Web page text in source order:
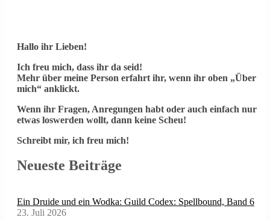
Hallo ihr Lieben!
Ich freu mich, dass ihr da seid!
Mehr über meine Person erfahrt ihr, wenn ihr oben „Über
mich“ anklickt.
Wenn ihr Fragen, Anregungen habt oder auch einfach nur
etwas loswerden wollt, dann keine Scheu!
Schreibt mir, ich freu mich!
Neueste Beiträge
Ein Druide und ein Wodka: Guild Codex: Spellbound, Band 6
23. Juli 2026